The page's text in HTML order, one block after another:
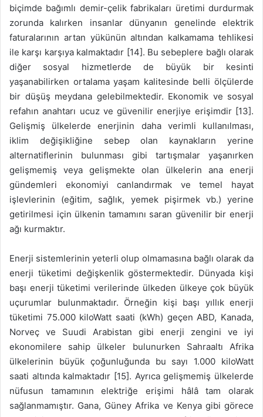
biçimde bağımlı demir-çelik fabrikaları üretimi durdurmak
zorunda kalırken insanlar dünyanın genelinde elektrik
faturalarının artan yükünün altından kalkamama tehlikesi
ile karşı karşıya kalmaktadır [14]. Bu sebeplere bağlı olarak
diğer sosyal hizmetlerde de büyük bir kesinti
yaşanabilirken ortalama yaşam kalitesinde belli ölçülerde
bir düşüş meydana gelebilmektedir. Ekonomik ve sosyal
refahın anahtarı ucuz ve güvenilir enerjiye erişimdir [13].
Gelişmiş ülkelerde enerjinin daha verimli kullanılması,
iklim değişikliğine sebep olan kaynakların yerine
alternatiflerinin bulunması gibi tartışmalar yaşanırken
gelişmemiş veya gelişmekte olan ülkelerin ana enerji
gündemleri ekonomiyi canlandırmak ve temel hayat
işlevlerinin (eğitim, sağlık, yemek pişirmek vb.) yerine
getirilmesi için ülkenin tamamını saran güvenilir bir enerji
ağı kurmaktır.
Enerji sistemlerinin yeterli olup olmamasına bağlı olarak da
enerji tüketimi değişkenlik göstermektedir. Dünyada kişi
başı enerji tüketimi verilerinde ülkeden ülkeye çok büyük
uçurumlar bulunmaktadır. Örneğin kişi başı yıllık enerji
tüketimi 75.000 kiloWatt saati (kWh) geçen ABD, Kanada,
Norveç ve Suudi Arabistan gibi enerji zengini ve iyi
ekonomilere sahip ülkeler bulunurken Sahraaltı Afrika
ülkelerinin büyük çoğunluğunda bu sayı 1.000 kiloWatt
saati altında kalmaktadır [15]. Ayrıca gelişmemiş ülkelerde
nüfusun tamamının elektriğe erişimi hâlâ tam olarak
sağlanmamıştır. Gana, Güney Afrika ve Kenya gibi görece